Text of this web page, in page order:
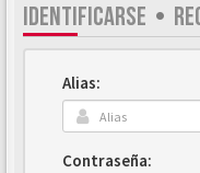
IDENTIFICARSE •
Alias:
Contraseña: